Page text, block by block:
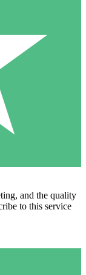
and the quality
to this service